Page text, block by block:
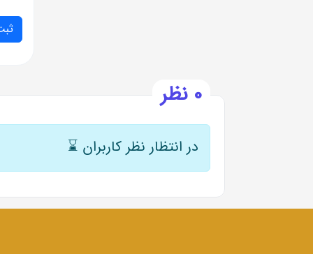
0 نظر
در انتظار نظر کاربران ⌛